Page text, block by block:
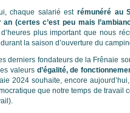
chaque salarié est rémunéré au
an (certes c’est peu mais
plus important que nous
durant la saison d’ouverture du
derniers fondateurs de la Frênaie
valeurs d’égalité, de
2024 souhaite, encore
que notre temps de travail